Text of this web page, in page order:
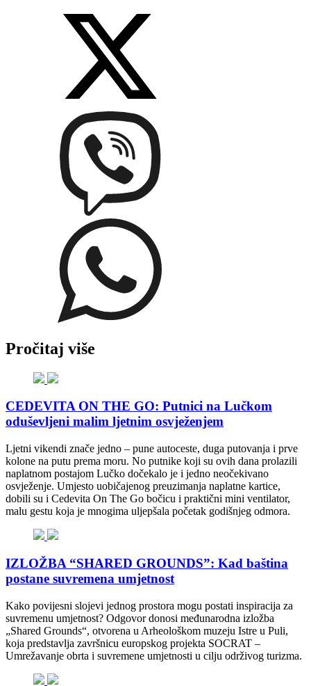
Pročitaj više
CEDEVITA ON THE GO: Putnici na Lučkom
oduševljeni malim ljetnim osvježenjem
Ljetni vikendi znače jedno – pune autoceste, duga putovanja i prve
kolone na putu prema moru. No putnike koji su ovih dana prolazili
naplatnom postajom Lučko dočekalo je i jedno neočekivano
osvježenje. Umjesto uobičajenog preuzimanja naplatne kartice,
dobili su i Cedevita On The Go bočicu i praktični mini ventilator,
malu gestu koja je mnogima uljepšala početak godišnjeg odmora.
IZLOŽBA “SHARED GROUNDS”: Kad baština
postane suvremena umjetnost
Kako povijesni slojevi jednog prostora mogu postati inspiracija za
suvremenu umjetnost? Odgovor donosi međunarodna izložba
„Shared Grounds“, otvorena u Arheološkom muzeju Istre u Puli,
koja predstavlja završnicu europskog projekta SOCRAT –
Umrežavanje obrta i suvremene umjetnosti u cilju održivog turizma.